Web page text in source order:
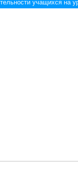
учащихся на